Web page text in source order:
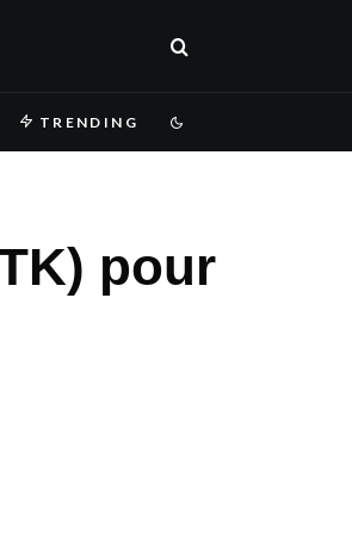
TRENDING
pour